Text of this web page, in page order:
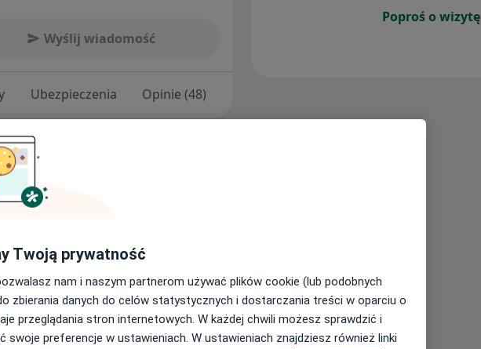
Wyślij wiadomość
Ubezpieczenia Opinie (48)
Umów wizytę
Poproś o wizytę
Twoją prywatność
nam i naszym partnerom używać plików cookie (lub podobnych
zbierania danych do celów statystycznych i dostarczania treści w oparciu o
przeglądania stron internetowych. W każdej chwili możesz sprawdzić i
swoje preferencje w ustawieniach. W ustawieniach znajdziesz również linki